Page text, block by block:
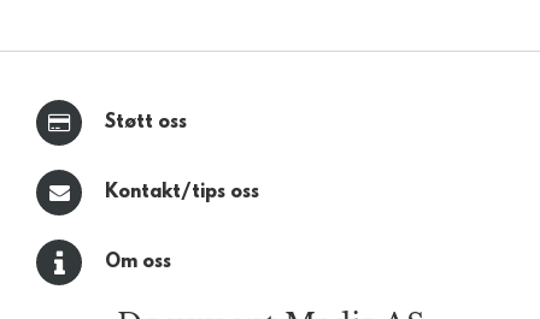
Støtt oss
Kontakt/tips oss
Om oss